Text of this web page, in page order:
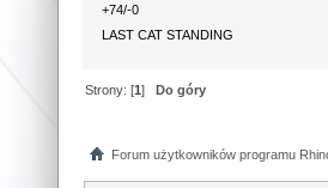
+74/-0
LAST CAT STANDING
Strony: [1] Do góry
Forum użytkowników programu